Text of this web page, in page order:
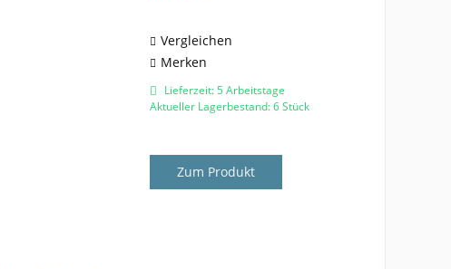
Outdoor-Bereich ....
Vergleichen
Merken
Lieferzeit: 5 Arbeitstage
Aktueller Lagerbestand: 6 Stück
Zum Produkt